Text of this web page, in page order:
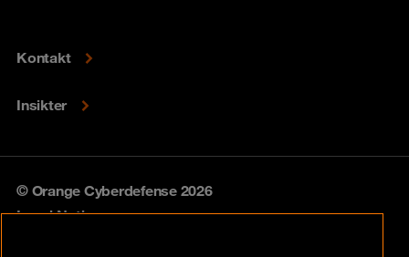
Kontakt
Insikter
© Orange Cyberdefense 2026
Legal Notice